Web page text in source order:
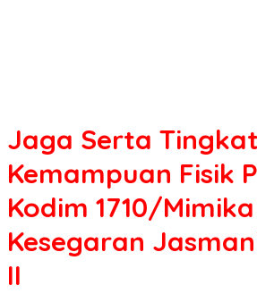
Jaga Serta
Kemampuan Fisik
Kodim 1710/
Kesegaran
II